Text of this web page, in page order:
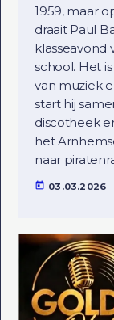
1959, maar
draait Paul
klasseavond
school. Het
van muziek
start hij
discotheek
het
naar
today 03.03.2026